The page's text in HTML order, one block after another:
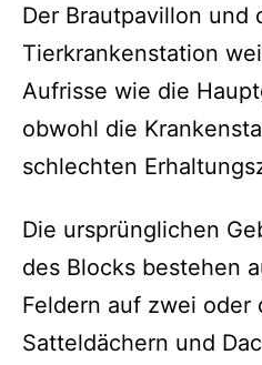
Der Brautpavillon und
Tierkrankenstation
Aufrisse wie die
obwohl die
schlechten
Die ursprünglichen
des Blocks bestehen
Feldern auf zwei oder
Satteldächern und